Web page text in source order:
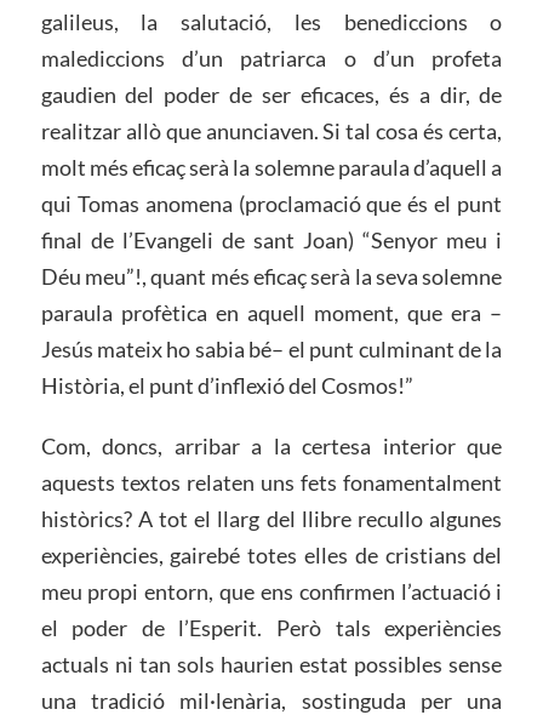
galileus, la salutació, les benediccions o
malediccions d’un patriarca o d’un profeta
gaudien del poder de ser eficaces, és a dir, de
realitzar allò que anunciaven. Si tal cosa és certa,
molt més eficaç serà la solemne paraula d’aquell a
qui Tomas anomena (proclamació que és el punt
final de l’Evangeli de sant Joan) “Senyor meu i
Déu meu”!, quant més eficaç serà la seva solemne
paraula profètica en aquell moment, que era –
Jesús mateix ho sabia bé– el punt culminant de la
Història, el punt d’inflexió del Cosmos!”
Com, doncs, arribar a la certesa interior que
aquests textos relaten uns fets fonamentalment
històrics? A tot el llarg del llibre recullo algunes
experiències, gairebé totes elles de cristians del
meu propi entorn, que ens confirmen l’actuació i
el poder de l’Esperit. Però tals experiències
actuals ni tan sols haurien estat possibles sense
una tradició mil·lenària, sostinguda per una